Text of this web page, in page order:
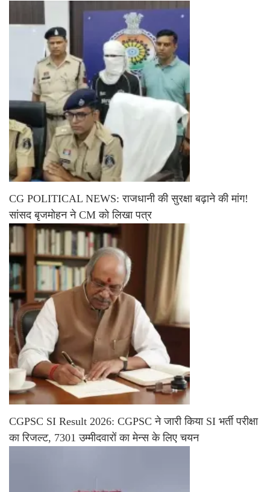
CG POLITICAL NEWS: राजधानी की सुरक्षा बढ़ाने की मांग!
सांसद बृजमोहन ने CM को लिखा पत्र
CGPSC SI Result 2026: CGPSC ने जारी किया SI भर्ती परीक्षा
का रिजल्ट, 7301 उम्मीदवारों का मेन्स के लिए चयन